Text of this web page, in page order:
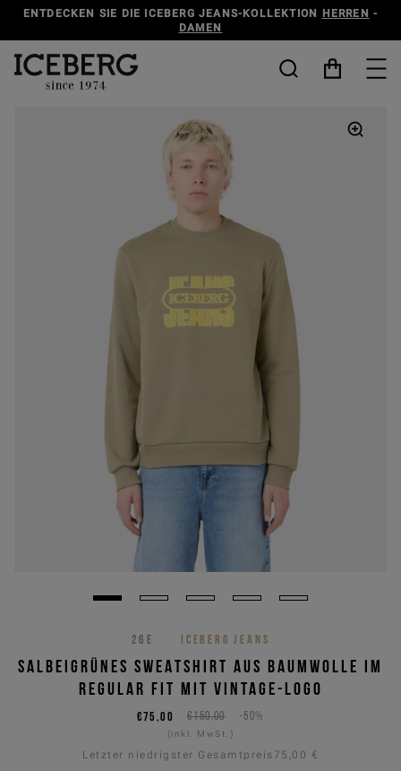
ENTDECKEN SIE DIE ICEBERG JEANS-KOLLEKTION HERREN -
DAMEN
26E ICEBERG JEANS
SALBEIGRÜNES SWEATSHIRT AUS BAUMWOLLE IM
REGULAR FIT MIT VINTAGE-LOGO
€150,00 -50%
€75,00
(inkl. MwSt.)
Letzter niedrigster Gesamtpreis 75,00 €